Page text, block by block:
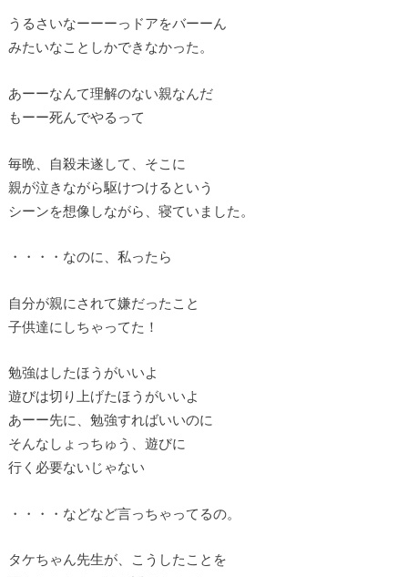
うるさいなーーーっドアをバーーん
みたいなことしかできなかった。
あーーなんて理解のない親なんだ
もーー死んでやるって
毎晩、自殺未遂して、そこに
親が泣きながら駆けつけるという
シーンを想像しながら、寝ていました。
・・・・なのに、私ったら
自分が親にされて嫌だったこと
子供達にしちゃってた！
勉強はしたほうがいいよ
遊びは切り上げたほうがいいよ
あーー先に、勉強すればいいのに
そんなしょっちゅう、遊びに
行く必要ないじゃない
・・・・などなど言っちゃってるの。
タケちゃん先生が、こうしたことを